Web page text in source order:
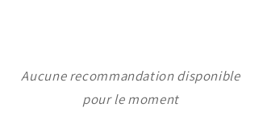
Aucune recommandation disponible
pour le moment